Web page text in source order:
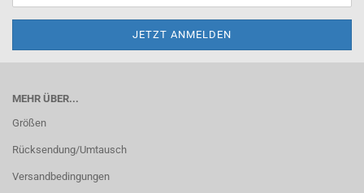
MEHR ÜBER...
Größen
Rücksendung/Umtausch
Versandbedingungen